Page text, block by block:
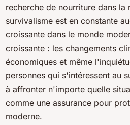
recherche de nourriture dans la
survivalisme est en constante
croissante dans le monde
croissante : les changements
économiques et même
personnes qui s'intéressent au
à affronter n'importe quelle
comme une assurance pour
moderne.